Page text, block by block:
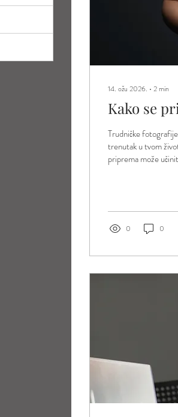
14. ožu 2026. ∙ 2 min
Kako se
Trudničke
trenutak u tvom
priprema može
0 0